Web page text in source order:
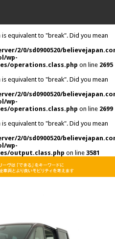
equivalent to "break". Did you mean
2/0/sd0900520/
wp-
operations.class.php on line 2695
equivalent to "break". Did you mean
2/0/sd0900520/
wp-
operations.class.php on line 2699
equivalent to "break". Did you mean
2/0/sd0900520/
wp-
output.class.php on line 3581